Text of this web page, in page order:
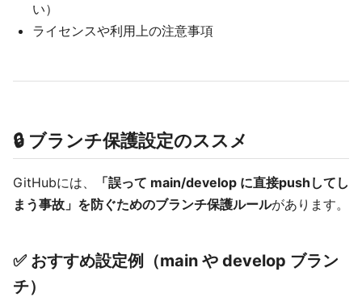
い）
ライセンスや利用上の注意事項
🔒 ブランチ保護設定のススメ
GitHubには、
「誤って main/develop に直接pushしてし
まう事故」を防ぐためのブランチ保護ルールがあります。
✅ おすすめ設定例（main や develop ブラン
チ）